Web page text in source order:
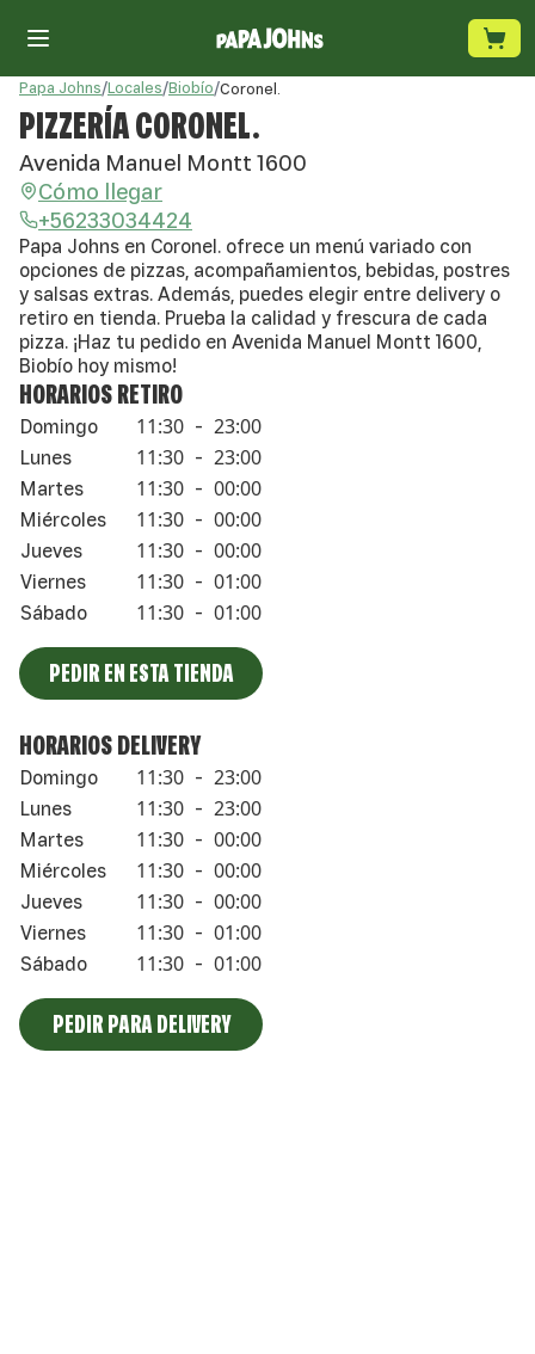
Papa Johns/Locales/Biobío/Coronel.
PIZZERÍA CORONEL.
Avenida Manuel Montt 1600
Cómo llegar
+56233034424
Papa Johns en Coronel. ofrece un menú variado con
opciones de pizzas, acompañamientos, bebidas, postres
y salsas extras. Además, puedes elegir entre delivery o
retiro en tienda. Prueba la calidad y frescura de cada
pizza. ¡Haz tu pedido en Avenida Manuel Montt 1600,
Biobío hoy mismo!
HORARIOS RETIRO
Domingo 11:30 - 23:00
Lunes 11:30 - 23:00
Martes 11:30 - 00:00
Miércoles 11:30 - 00:00
Jueves 11:30 - 00:00
Viernes 11:30 - 01:00
Sábado 11:30 - 01:00
PEDIR EN ESTA TIENDA
HORARIOS DELIVERY
Domingo 11:30 - 23:00
Lunes 11:30 - 23:00
Martes 11:30 - 00:00
Miércoles 11:30 - 00:00
Jueves 11:30 - 00:00
Viernes 11:30 - 01:00
Sábado 11:30 - 01:00
PEDIR PARA DELIVERY